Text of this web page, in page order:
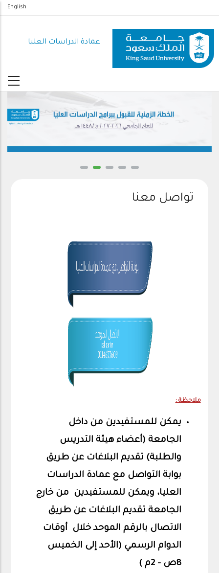
المحتوى
الرئيسي
English
عمادة الدراسات العليا
تواصل معنا
ملاحظة :
يمكن للمستفيدين من داخل
الجامعة (أعضاء هيئة التدريس
والطلبة) تقديم البلاغات عن طريق
بوابة التواصل مع عمادة الدراسات
العليا، ويمكن للمستفيدين من خارج
الجامعة تقديم البلاغات عن طريق
الاتصال بالرقم الموحد خلال أوقات
الدوام الرسمي (الأحد إلى الخميس
8ص - 2م )